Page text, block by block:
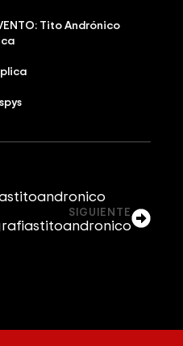
Tito Andrónico
SIGUIENTE